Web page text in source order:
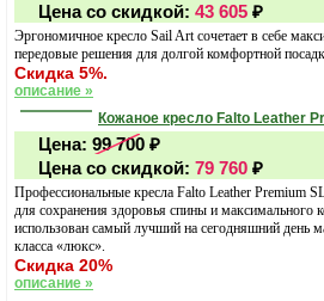
Цена со скидкой: 43 605 ₽
Эргономичное кресло Sail Art сочетает в себе
передовые решения для долгой комфортной
Скидка 5%.
описание »
Кожаное кресло Falto Leather
Цена: 99 700 ₽
Цена со скидкой: 79 760 ₽
Профессиональные кресла Falto Leather Premium
для сохранения здоровья спины и максимального
использован самый лучший на сегодняшний день
класса «люкс».
Скидка 20%
описание »